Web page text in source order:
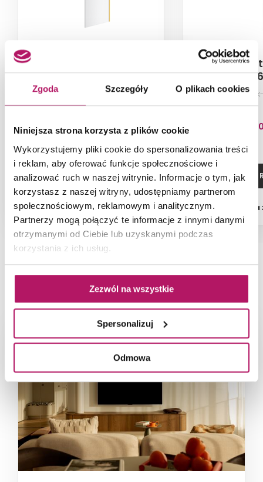
Zgoda Szczegóły O plikach cookies
Niniejsza strona korzysta z plików cookie
Wykorzystujemy pliki cookie do spersonalizowania treści
i reklam, aby oferować funkcje społecznościowe i
analizować ruch w naszej witrynie. Informacje o tym, jak
korzystasz z naszej witryny, udostępniamy partnerom
społecznościowym, reklamowym i analitycznym.
Partnerzy mogą połączyć te informacje z innymi danymi
otrzymanymi od Ciebie lub uzyskanymi podczas
korzystania z ich usług.
Zezwól na wszystkie
Spersonalizuj
Odmowa
KAEX.1506.1200.LP.GB
Kabina walk-in, szkło
przezroczyste, profile złote
1 599,00 PLN
DODAJ DO KOSZYKA
Dostępność:3 szt.
Ścianka typu
1
ZOBACZ
Dostępność:
NAJNOWSZE ARTYKUŁY